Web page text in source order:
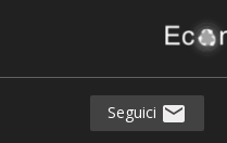
Seguici